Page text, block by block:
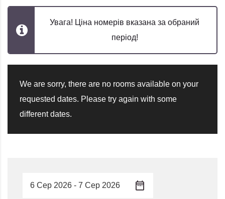
Увага! Ціна номерів вказана за обраний
період!
We are sorry, there are no rooms available on your
requested dates. Please try again with some
different dates.